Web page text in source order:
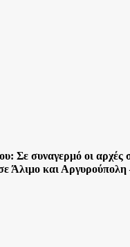
Σε συναγερμό οι αρχές
Άλιμο και Αργυρούπολη